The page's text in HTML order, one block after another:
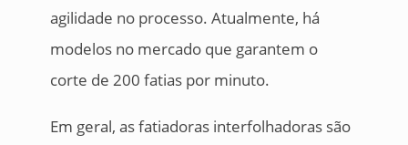
agilidade no processo. Atualmente, há
modelos no mercado que garantem o
corte de 200 fatias por minuto.
Em geral, as fatiadoras interfolhadoras são